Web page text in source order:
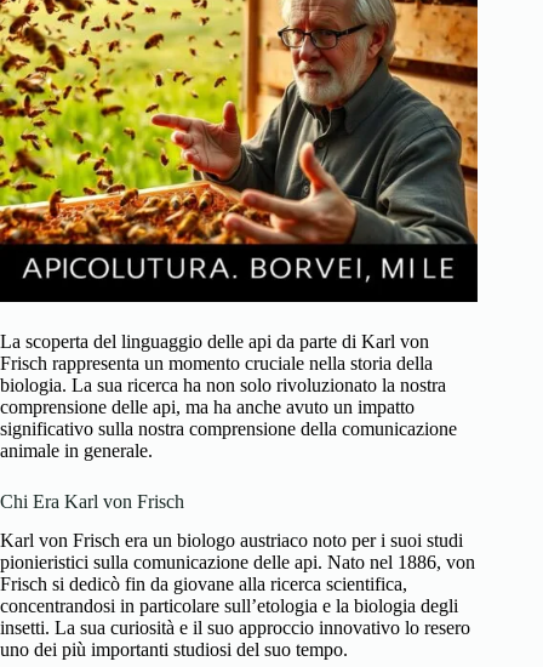
La scoperta del linguaggio delle api da parte di Karl von
Frisch rappresenta un momento cruciale nella storia della
biologia. La sua ricerca ha non solo rivoluzionato la nostra
comprensione delle api, ma ha anche avuto un impatto
significativo sulla nostra comprensione della comunicazione
animale in generale.
Chi Era Karl von Frisch
Karl von Frisch era un biologo austriaco noto per i suoi studi
pionieristici sulla comunicazione delle api. Nato nel 1886, von
Frisch si dedicò fin da giovane alla ricerca scientifica,
concentrandosi in particolare sull’etologia e la biologia degli
insetti. La sua curiosità e il suo approccio innovativo lo resero
uno dei più importanti studiosi del suo tempo.